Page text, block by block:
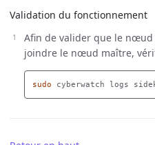
Validation du fonctionnement
Afin de valider que le
joindre le nœud maître,
sudo